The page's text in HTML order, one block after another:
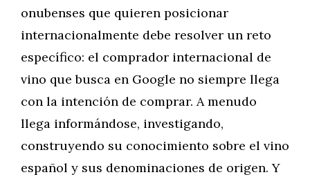
onubenses que quieren posicionar
internacionalmente debe resolver un reto
específico: el comprador internacional de
vino que busca en Google no siempre llega
con la intención de comprar. A menudo
llega informándose, investigando,
construyendo su conocimiento sobre el vino
español y sus denominaciones de origen. Y